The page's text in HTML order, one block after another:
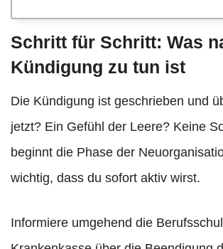
Schritt für Schritt: Was
Kündigung zu tun ist
Die Kündigung ist geschrieben und
jetzt? Ein Gefühl der Leere? Keine
beginnt die Phase der
wichtig, dass du sofort aktiv wirst.
Informiere umgehend die